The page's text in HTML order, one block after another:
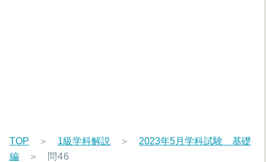
TOP ＞ 1級学科解説 ＞ 2023年5月学科試験 基礎
編 ＞ 問46